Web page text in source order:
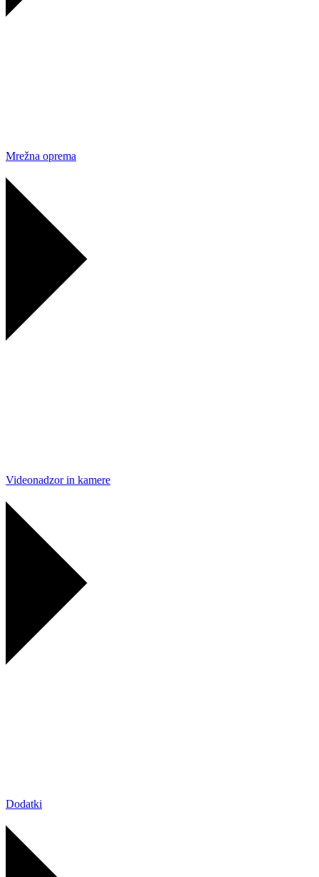
Mrežna oprema
Videonadzor in kamere
Dodatki